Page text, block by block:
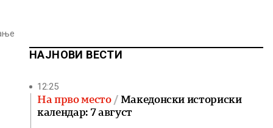
НАЈНОВИ ВЕСТИ
12:25
На прво место
Македонски историски
календар: 7 август